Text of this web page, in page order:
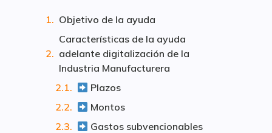
Objetivo de la ayuda
Características de la ayuda
adelante digitalización de la
Industria Manufacturera
Plazos
Montos
Gastos subvencionables